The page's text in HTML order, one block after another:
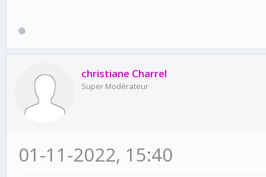
christiane Charrel
Super Modérateur
01-11-2022, 15:40